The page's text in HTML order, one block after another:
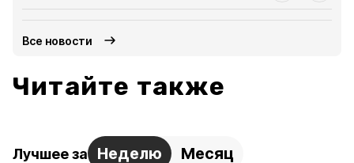
Все новости
Читайте также
Лучшее за Неделю Месяц